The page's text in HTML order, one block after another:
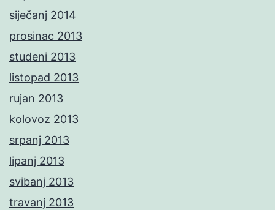
siječanj 2014
prosinac 2013
studeni 2013
listopad 2013
rujan 2013
kolovoz 2013
srpanj 2013
lipanj 2013
svibanj 2013
travanj 2013